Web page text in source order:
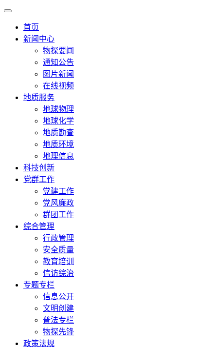
首页
新闻中心
物探要闻
通知公告
图片新闻
在线视频
地质服务
地球物理
地球化学
地质勘查
地质环境
地理信息
科技创新
党群工作
党建工作
党风廉政
群团工作
综合管理
行政管理
安全质量
教育培训
信访综治
专题专栏
信息公开
文明创建
普法专栏
物探先锋
政策法规